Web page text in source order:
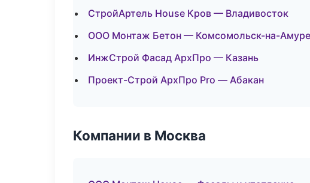
СтройАртель House Кров — Владивосток
ООО Монтаж Бетон — Комсомольск-на-Амуре
ИнжСтрой Фасад АрхПро — Казань
Проект-Строй АрхПро Pro — Абакан
Компании в Москва